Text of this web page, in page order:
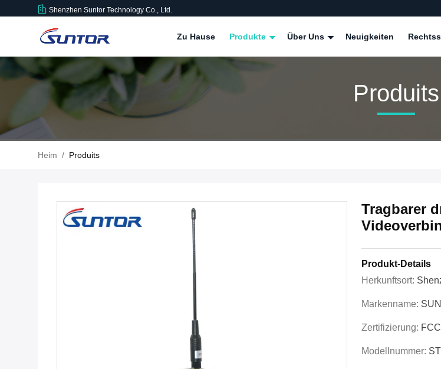
Shenzhen Suntor Technology Co., Ltd.
Zu Hause Produkte Über Uns Neuigkeiten
Produits
Heim / Produits
Tragbarer
Produkt-Details
Herkunftsort:
Markenname:
Zertifizierung:
Modellnummer: